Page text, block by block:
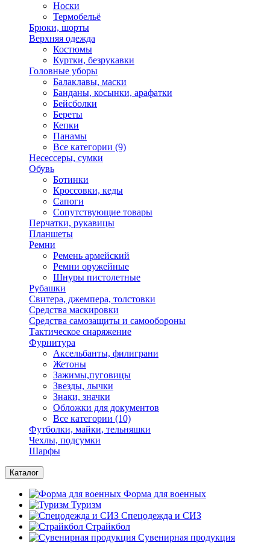
Носки
Термобельё
Брюки, шорты
Верхняя одежда
Костюмы
Куртки, безрукавки
Головные уборы
Балаклавы, маски
Банданы, косынки, арафатки
Бейсболки
Береты
Кепки
Панамы
Все категории (9)
Несессеры, сумки
Обувь
Ботинки
Кроссовки, кеды
Сапоги
Сопутствующие товары
Перчатки, рукавицы
Планшеты
Ремни
Ремень армейский
Ремни оружейные
Шнуры пистолетные
Рубашки
Свитера, джемпера, толстовки
Средства маскировки
Средства самозащиты и самообороны
Тактическое снаряжение
Фурнитура
Аксельбанты, филиграни
Жетоны
Зажимы,пуговицы
Звезды, лычки
Знаки, значки
Обложки для документов
Все категории (10)
Футболки, майки, тельняшки
Чехлы, подсумки
Шарфы
Каталог
Форма для военных
Туризм
Спецодежда и СИЗ
Страйкбол
Сувенирная продукция